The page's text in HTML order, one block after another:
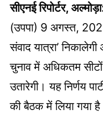
सीएनई रिपोर्टर,
(उपपा) 9 अगस्त,
संवाद यात्रा’
चुनाव में अधिकतम
उतारेगी। यह निर्णय
की बैठक में लिया गया